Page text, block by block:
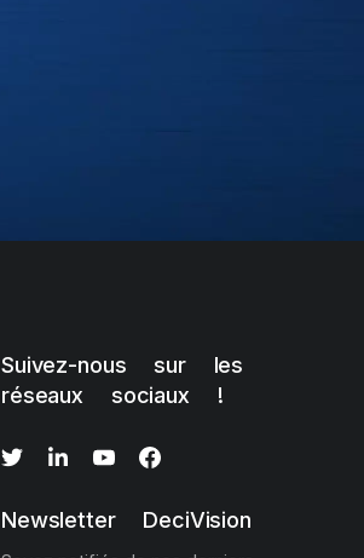
Suivez-nous sur les
réseaux sociaux !
Newsletter DeciVision